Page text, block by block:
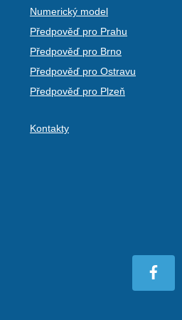
Numerický model
Předpověď pro Prahu
Předpověď pro Brno
Předpověď pro Ostravu
Předpověď pro Plzeň
Kontakty